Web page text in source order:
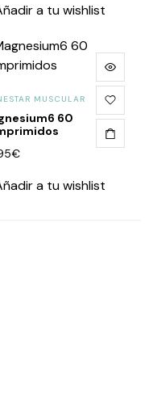
a tu wishlist
MUSCULAR
60
€
a tu wishlist